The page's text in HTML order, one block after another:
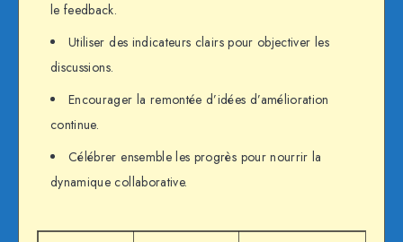
le feedback.
Utiliser des indicateurs clairs pour objectiver les
discussions.
Encourager la remontée d’idées d’amélioration
continue.
Célébrer ensemble les progrès pour nourrir la
dynamique collaborative.